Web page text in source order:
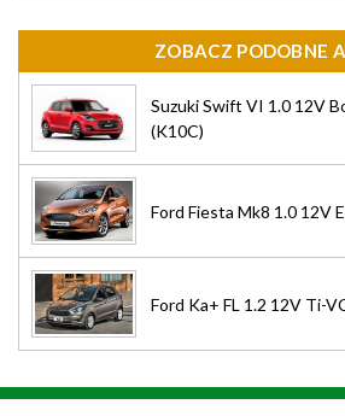
ZOBACZ PODOBNE
Suzuki Swift VI 1.0 12V
(K10C)
Ford Fiesta Mk8 1.0 12V
Ford Ka+ FL 1.2 12V Ti-